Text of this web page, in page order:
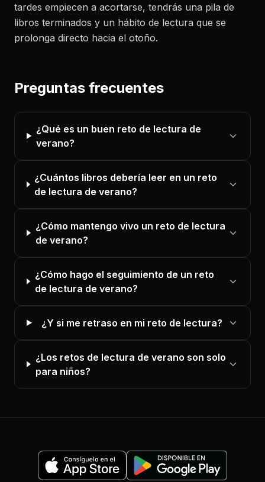
tardes empiecen a acortarse, tendrás una pila de
libros terminados y un hábito de lectura que se
prolonga directo hacia el otoño.
Preguntas frecuentes
¿Qué es un buen reto de lectura de
verano?
¿Cuántos libros debería leer en un reto
de lectura de verano?
¿Cómo mantengo vivo un reto de lectura
de verano?
¿Cómo hago el seguimiento de un reto
de lectura de verano?
¿Y si me retraso en mi reto de lectura?
¿Los retos de lectura de verano son solo
para niños?